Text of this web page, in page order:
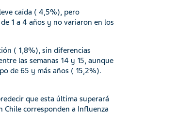
caída ( 4,5%), pero
1 a 4 años y no variaron en los
( 1,8%), sin diferencias
las semanas 14 y 15, aunque
de 65 y más años ( 15,2%).
que esta última superará
corresponden a Influenza